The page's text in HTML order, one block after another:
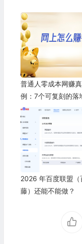
普通人零成本网赚
例：7个可复刻的落
2026 年百度联盟（
藤）还能不能做？